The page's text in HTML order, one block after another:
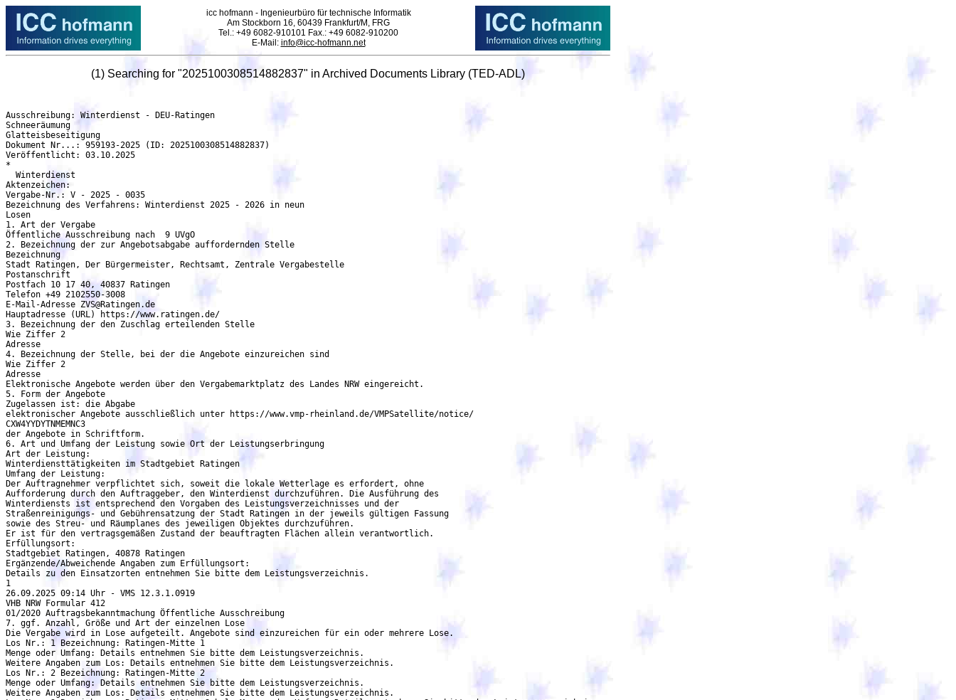
icc hofmann - Ingenieurbüro für technische Informatik
Am Stockborn 16, 60439 Frankfurt/M, FRG
Tel.: +49 6082-910101 Fax.: +49 6082-910200
E-Mail: info@icc-hofmann.net
(1) Searching for "2025100308514882837" in Archived Documents Library (TED-ADL)
Ausschreibung: Winterdienst - DEU-Ratingen
Schneeräumung
Glatteisbeseitigung
Dokument Nr...: 959193-2025 (ID: 2025100308514882837)
Veröffentlicht: 03.10.2025
*
  Winterdienst
Aktenzeichen:
Vergabe-Nr.: V - 2025 - 0035
Bezeichnung des Verfahrens: Winterdienst 2025 - 2026 in neun
Losen
1. Art der Vergabe
Öffentliche Ausschreibung nach  9 UVgO
2. Bezeichnung der zur Angebotsabgabe auffordernden Stelle
Bezeichnung
Stadt Ratingen, Der Bürgermeister, Rechtsamt, Zentrale Vergabestelle
Postanschrift
Postfach 10 17 40, 40837 Ratingen
Telefon +49 2102550-3008
E-Mail-Adresse ZVS@Ratingen.de
Hauptadresse (URL) https://www.ratingen.de/
3. Bezeichnung der den Zuschlag erteilenden Stelle
Wie Ziffer 2
Adresse
4. Bezeichnung der Stelle, bei der die Angebote einzureichen sind
Wie Ziffer 2
Adresse
Elektronische Angebote werden über den Vergabemarktplatz des Landes NRW eingereicht.
5. Form der Angebote
Zugelassen ist: die Abgabe
elektronischer Angebote ausschließlich unter https://www.vmp-rheinland.de/VMPSatellite/notice/
CXW4YYDYTNMEMNC3
der Angebote in Schriftform.
6. Art und Umfang der Leistung sowie Ort der Leistungserbringung
Art der Leistung:
Winterdiensttätigkeiten im Stadtgebiet Ratingen
Umfang der Leistung:
Der Auftragnehmer verpflichtet sich, soweit die lokale Wetterlage es erfordert, ohne
Aufforderung durch den Auftraggeber, den Winterdienst durchzuführen. Die Ausführung des
Winterdiensts ist entsprechend den Vorgaben des Leistungsverzeichnisses und der
Straßenreinigungs- und Gebührensatzung der Stadt Ratingen in der jeweils gültigen Fassung
sowie des Streu- und Räumplanes des jeweiligen Objektes durchzuführen.
Er ist für den vertragsgemäßen Zustand der beauftragten Flächen allein verantwortlich.
Erfüllungsort:
Stadtgebiet Ratingen, 40878 Ratingen
Ergänzende/Abweichende Angaben zum Erfüllungsort:
Details zu den Einsatzorten entnehmen Sie bitte dem Leistungsverzeichnis.
1
26.09.2025 09:14 Uhr - VMS 12.3.1.0919
VHB NRW Formular 412
01/2020 Auftragsbekanntmachung Öffentliche Ausschreibung
7. ggf. Anzahl, Größe und Art der einzelnen Lose
Die Vergabe wird in Lose aufgeteilt. Angebote sind einzureichen für ein oder mehrere Lose.
Los Nr.: 1 Bezeichnung: Ratingen-Mitte 1
Menge oder Umfang: Details entnehmen Sie bitte dem Leistungsverzeichnis.
Weitere Angaben zum Los: Details entnehmen Sie bitte dem Leistungsverzeichnis.
Los Nr.: 2 Bezeichnung: Ratingen-Mitte 2
Menge oder Umfang: Details entnehmen Sie bitte dem Leistungsverzeichnis.
Weitere Angaben zum Los: Details entnehmen Sie bitte dem Leistungsverzeichnis.